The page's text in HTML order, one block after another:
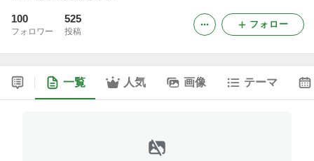
100
フォロワー
525
投稿
フォロー
一覧 人気 画像 テーマ